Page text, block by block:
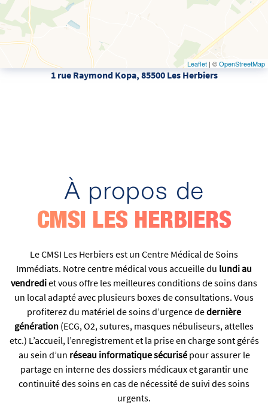
Leaflet | ©OpenStreetMap
1 rue Raymond Kopa, 85500 Les Herbiers
À propos de
CMSI LES HERBIERS
Le CMSI Les Herbiers est un Centre Médical de Soins
Immédiats. Notre centre médical vous accueille du lundi au
vendrediet vous offre les meilleures conditions de soins dans
un local adapté avec plusieurs boxes de consultations. Vous
profiterez du matériel de soins d’urgence dedernière
génération (ECG, O2, sutures, masques nébuliseurs, attelles
etc.) L’accueil, l’enregistrement et la prise en charge sont gérés
au sein d’un réseau informatique sécurisépour assurer le
partage en interne des dossiers médicaux et garantir une
continuité des soins en cas de nécessité de suivi des soins
urgents.